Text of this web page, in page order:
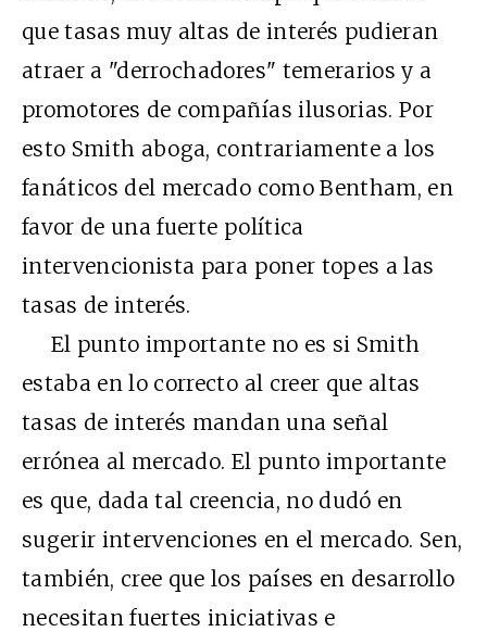
que tasas muy altas de interés pudieran
atraer a "derrochadores" temerarios y a
promotores de compañías ilusorias. Por
esto Smith aboga, contrariamente a los
fanáticos del mercado como Bentham, en
favor de una fuerte política
intervencionista para poner topes a las
tasas de interés.
El punto importante no es si Smith
estaba en lo correcto al creer que altas
tasas de interés mandan una señal
errónea al mercado. El punto importante
es que, dada tal creencia, no dudó en
sugerir intervenciones en el mercado. Sen,
también, cree que los países en desarrollo
necesitan fuertes iniciativas e